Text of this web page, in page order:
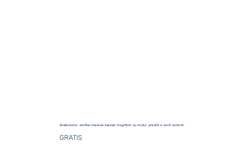
GRATIS
Anatocismo: verifica interessi bancari illegittimi su mutui, prestiti e conti correnti.